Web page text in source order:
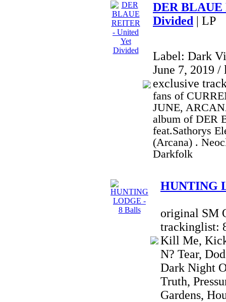
DER BLAUE
Divided | LP
Label: Dark
June 7, 2019
exclusive
fans of
JUNE,
album of DER
feat.Sathorys
(Arcana) .
Darkfolk
HUNTING
original SM
trackinglist:
Kill Me,
N? Tear,
Dark Night
Truth,
Gardens,